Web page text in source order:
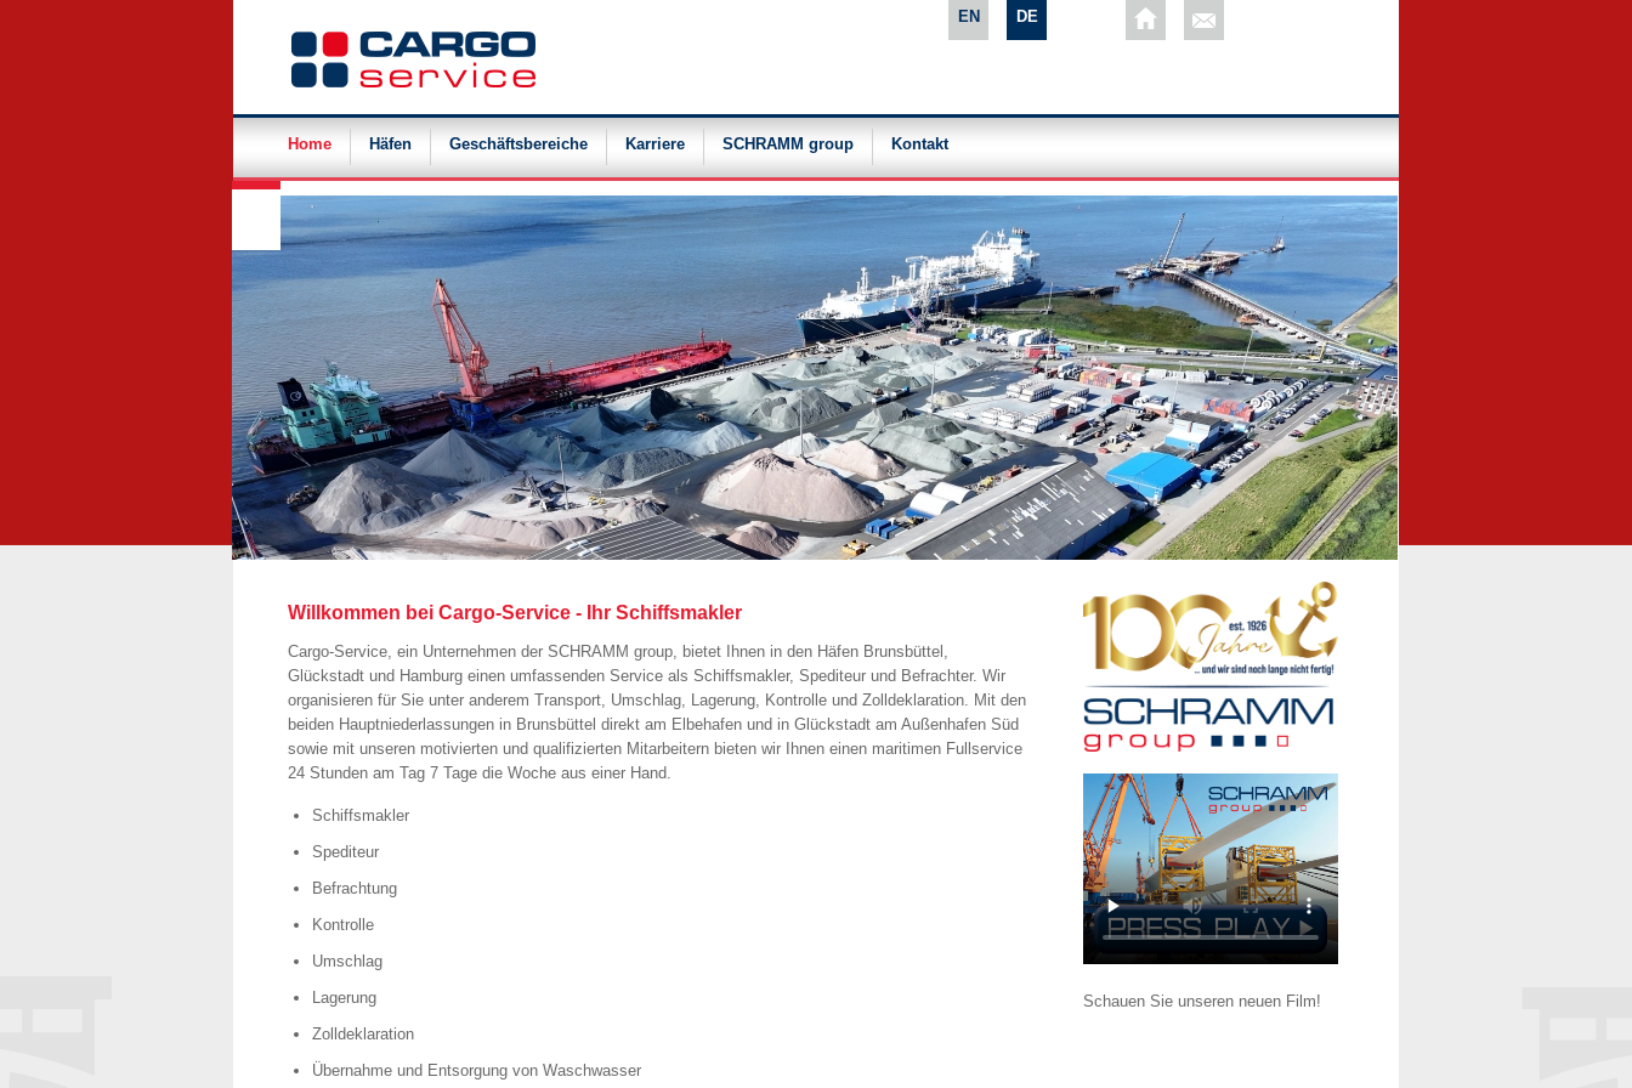
EN DE
Navigation
überspringen
Home Häfen Geschäftsbereiche Karriere SCHRAMM group Kontakt
Willkommen bei Cargo-Service - Ihr Schiffsmakler
Cargo-Service, ein Unternehmen der SCHRAMM group, bietet Ihnen in den Häfen Brunsbüttel,
Glückstadt und Hamburg einen umfassenden Service als Schiffsmakler, Spediteur und Befrachter. Wir
organisieren für Sie unter anderem Transport, Umschlag, Lagerung, Kontrolle und Zolldeklaration. Mit den
beiden Hauptniederlassungen in Brunsbüttel direkt am Elbehafen und in Glückstadt am Außenhafen Süd
sowie mit unseren motivierten und qualifizierten Mitarbeitern bieten wir Ihnen einen maritimen Fullservice
24 Stunden am Tag 7 Tage die Woche aus einer Hand.
Schiffsmakler
Spediteur
Befrachtung
Kontrolle
Umschlag
Lagerung
Zolldeklaration
Übernahme und Entsorgung von Waschwasser
Schauen Sie unseren neuen Film!